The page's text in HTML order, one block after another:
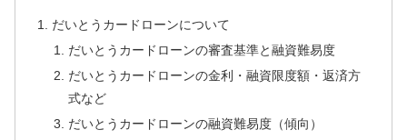
だいとうカードローンについて
だいとうカードローンの審査基準と融資難易度
だいとうカードローンの金利・融資限度額・返済方
式など
だいとうカードローンの融資難易度（傾向）